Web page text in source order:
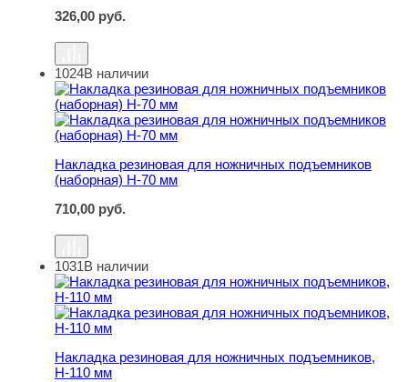
326,00 руб.
Накладка резиновая для ножничных подъемников
1024В наличии
Накладка резиновая для ножничных подъемников
(наборная) Н-70 мм
710,00 руб.
Накладка резиновая для ножничных подъемников, Н-
1031В наличии
Накладка резиновая для ножничных подъемников,
Н-110 мм